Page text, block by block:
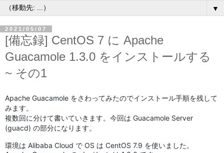
▼
2021/05/07
[備忘録] CentOS 7 に Apache
Guacamole 1.3.0 をインストールする
~ その1
Apache Guacamole をさわってみたのでインストール手順を残して
みます。
複数回に分けて書いていきます。今回は Guacamole Server
(guacd) の部分になります。
環境は Alibaba Cloud で OS は CentOS 7.9 を使いました。